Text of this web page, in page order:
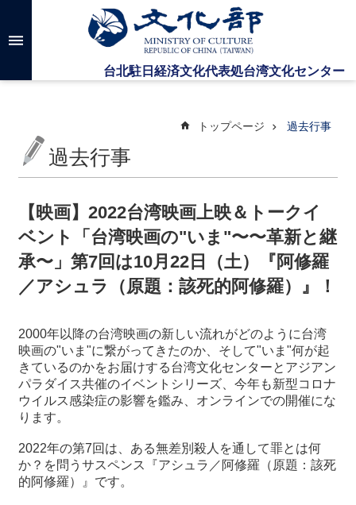
メインのコンテンツブロックにジャンプします
高
検
台
セ
ン
タ
ー
い
て
最
新
情
報
と
申
トップページ 過去行事
過去行事
【映画】2022台湾映画上映＆トークイ
ベント「台湾映画の"いま"〜〜革新と継
承〜」第7回は10月22日（土）『阿修羅
／アシュラ（原題：該死的阿修羅）』！
2000年以降の台湾映画の新しい流れがどのように台湾
映画の"いま"に繋がってきたのか、そして"いま"何が起
きているのかをお届けする台湾文化センターとアジアン
パラダイス共催のイベントシリーズ、今年も新型コロナ
ウイルス感染症の影響を鑑み、オンラインでの開催にな
ります。
2022年の第7回は、ある無差別殺人を通して罪とは何
か？を問うサスペンス『アシュラ／阿修羅（原題：該死
的阿修羅）』です。